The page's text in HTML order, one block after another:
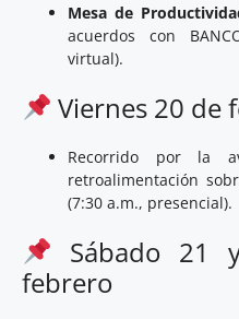
Mesa de
acuerdos con
virtual).
Viernes 20 de
Recorrido por la
retroalimentación
(7:30 a.m., presencial).
Sábado 21
febrero